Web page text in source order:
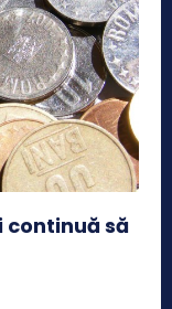
continuă să